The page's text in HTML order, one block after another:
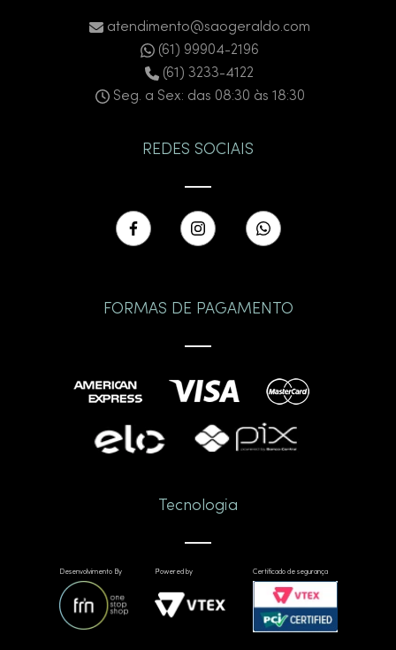
atendimento@saogeraldo.com
(61) 99904-2196
(61) 3233-4122
Seg. a Sex: das 08:30 às 18:30
REDES SOCIAIS
FORMAS DE PAGAMENTO
Tecnologia
Desenvolvimento By Powered by Certificado de segurança